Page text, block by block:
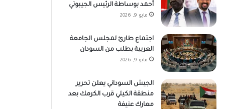
أحمد بوساطة الرئيس الجيبوتي
مايو 9, 2026
اجتماع طارئ لمجلس الجامعة
العربية بطلب من السودان
مايو 9, 2026
الجيش السوداني يعلن تحرير
منطقة الكيلي قرب الكرمك بعد
معارك عنيفة